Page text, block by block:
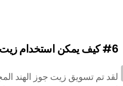
#6كيف يمكن استخدام زيت
لقد تم تسويق زيت جوز الهند